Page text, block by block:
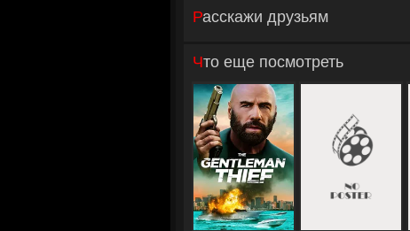
Расскажи друзьям
Что еще посмотреть